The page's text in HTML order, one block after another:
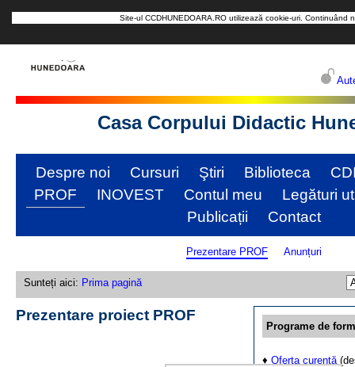
Site-ul CCDHUNEDOARA.RO utilizează cookie-uri.
Casa Corpului Didactic
Despre noi Cursuri Ştiri Biblioteca
PROF
INOVEST Contul meu
Legături
Publicații
Contact
Prezentare PROF Anunțuri
Sunteți aici: Prima pagină
Programe de
♦ Oferta curentă
Prezentare proiect PROF